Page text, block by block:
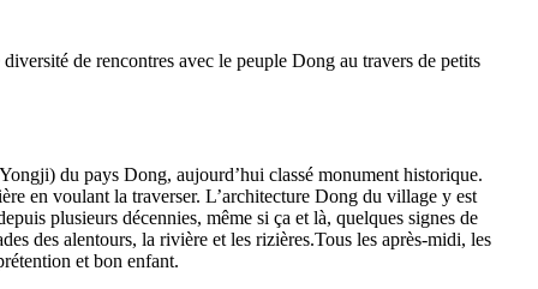
de rencontres avec le peuple Dong au travers de petits
du pays Dong, aujourd’hui classé monument historique.
en voulant la traverser. L’architecture Dong du village y est
plusieurs décennies, même si ça et là, quelques signes de
des alentours, la rivière et les rizières.Tous les après-midi, les
et bon enfant.